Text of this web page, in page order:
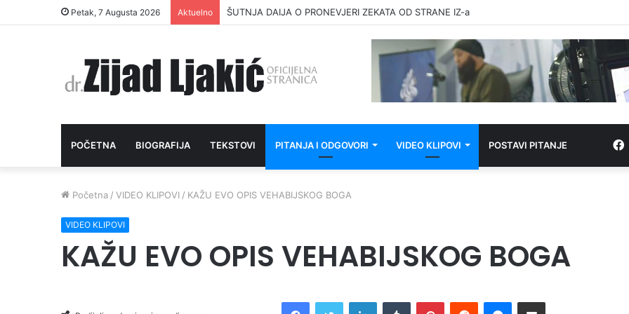
Petak, 7 Augusta 2026 Aktuelno ŠUTNJA DAIJA O PRONEVJERI ZEKATA OD STRANE IZ-a
POČETNA BIOGRAFIJA TEKSTOVI PITANJA I ODGOVORI VIDEO KLIPOVI POSTAVI PITANJE
Početna / VIDEO KLIPOVI / KAŽU EVO OPIS VEHABIJSKOG BOGA
VIDEO KLIPOVI
KAŽU EVO OPIS VEHABIJSKOG BOGA